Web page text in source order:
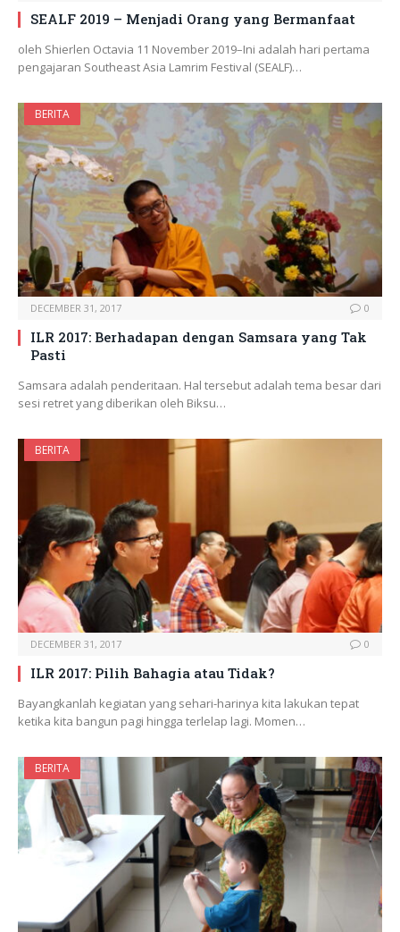
SEALF 2019 – Menjadi Orang yang Bermanfaat
oleh Shierlen Octavia 11 November 2019–Ini adalah hari pertama
pengajaran Southeast Asia Lamrim Festival (SEALF)…
BERITA
DECEMBER 31, 2017 0
ILR 2017: Berhadapan dengan Samsara yang Tak
Pasti
Samsara adalah penderitaan. Hal tersebut adalah tema besar dari
sesi retret yang diberikan oleh Biksu…
BERITA
DECEMBER 31, 2017 0
ILR 2017: Pilih Bahagia atau Tidak?
Bayangkanlah kegiatan yang sehari-harinya kita lakukan tepat
ketika kita bangun pagi hingga terlelap lagi. Momen…
BERITA